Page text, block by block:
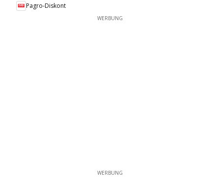
Pagro-Diskont
WERBUNG
WERBUNG